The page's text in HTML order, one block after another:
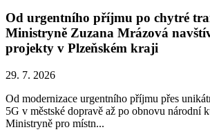
Od urgentního příjmu po chytré
Ministryně Zuzana Mrázová
projekty v Plzeňském kraji
29. 7. 2026
Od modernizace urgentního příjmu přes
5G v městské dopravě až po obnovu národní
Ministryně pro místn...